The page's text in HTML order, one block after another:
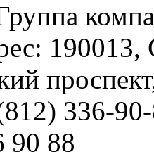
190013,
336-
90 88